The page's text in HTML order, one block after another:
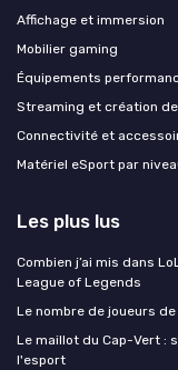
Affichage et immersion
Mobilier gaming
Équipements
Streaming et création
Connectivité et
Matériel eSport par
Les plus lus
Combien j’ai mis dans
League of Legends
Le nombre de joueurs
Le maillot du Cap-Vert :
l'esport